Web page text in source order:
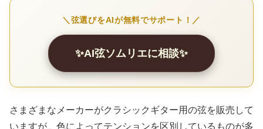
＼弦選びをAIが無料でサポート！／
✨AI弦ソムリエに相談✨
さまざまなメーカーがクラシックギター用の弦を販売して
いますが、色によってテンションを区別しているものが多